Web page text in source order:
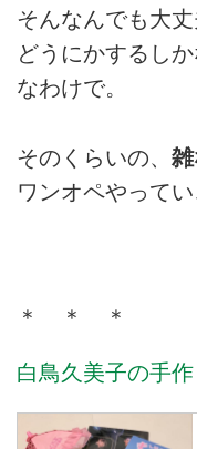
そんなんでも大
どうにかするし
なわけで。
そのくらいの、
ワンオペやって
＊ ＊ ＊
白鳥久美子の手